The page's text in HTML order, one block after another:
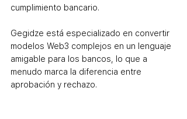
cumplimiento bancario.
Gegidze está especializado en convertir
modelos Web3 complejos en un lenguaje
amigable para los bancos, lo que a
menudo marca la diferencia entre
aprobación y rechazo.